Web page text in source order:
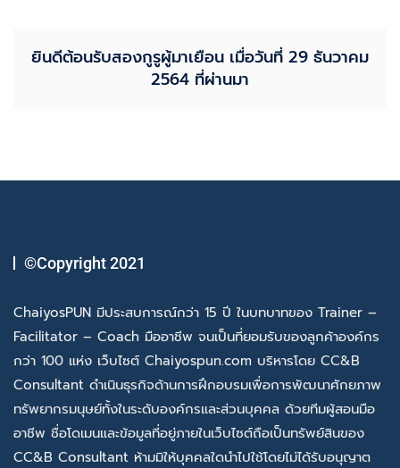
ยินดีต้อนรับสองกูรูผู้มาเยือน เมื่อวันที่ 29 ธันวาคม
2564 ที่ผ่านมา
©Copyright 2021
ChaiyosPUN มีประสบการณ์กว่า 15 ปี ในบทบาทของ Trainer –
Facilitator – Coach มืออาชีพ จนเป็นที่ยอมรับของลูกค้าองค์กร
กว่า 100 แห่ง เว็บไซต์ Chaiyospun.com บริหารโดย CC&B
Consultant ดำเนินธุรกิจด้านการฝึกอบรมเพื่อการพัฒนาศักยภาพ
ทรัพยากรมนุษย์ทั้งในระดับองค์กรและส่วนบุคคล ด้วยทีมผู้สอนมือ
อาชีพ ชื่อโดเมนและข้อมูลที่อยู่ภายในเว็บไซต์ถือเป็นทรัพย์สินของ
CC&B Consultant ห้ามมิให้บุคคลใดนำไปใช้โดยไม่ได้รับอนุญาต